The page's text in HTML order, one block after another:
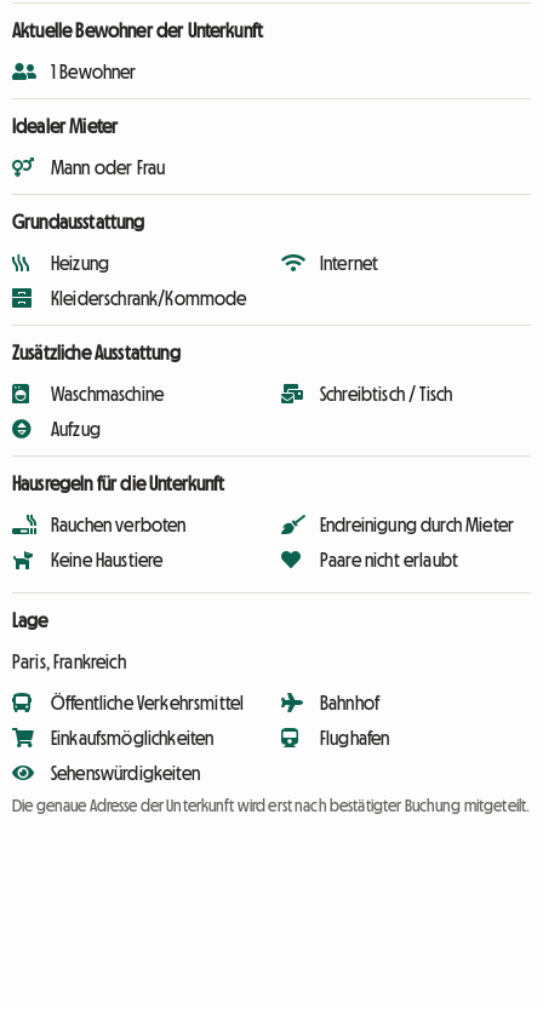
Aktuelle Bewohner der Unterkunft
1 Bewohner
Idealer Mieter
Mann oder Frau
Grundausstattung
Heizung
Kleiderschrank/Kommode
Internet
Zusätzliche Ausstattung
Waschmaschine
Aufzug
Schreibtisch / Tisch
Hausregeln für die Unterkunft
Rauchen verboten
Keine Haustiere
Endreinigung durch Mieter
Paare nicht erlaubt
Lage
Paris, Frankreich
Öffentliche Verkehrsmittel
Einkaufsmöglichkeiten
Sehenswürdigkeiten
Bahnhof
Flughafen
Die genaue Adresse der Unterkunft wird erst nach bestätigter Buchung mitgeteilt.